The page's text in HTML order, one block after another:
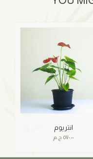
انتريوم
٥٧٠.٠٠ ج.م